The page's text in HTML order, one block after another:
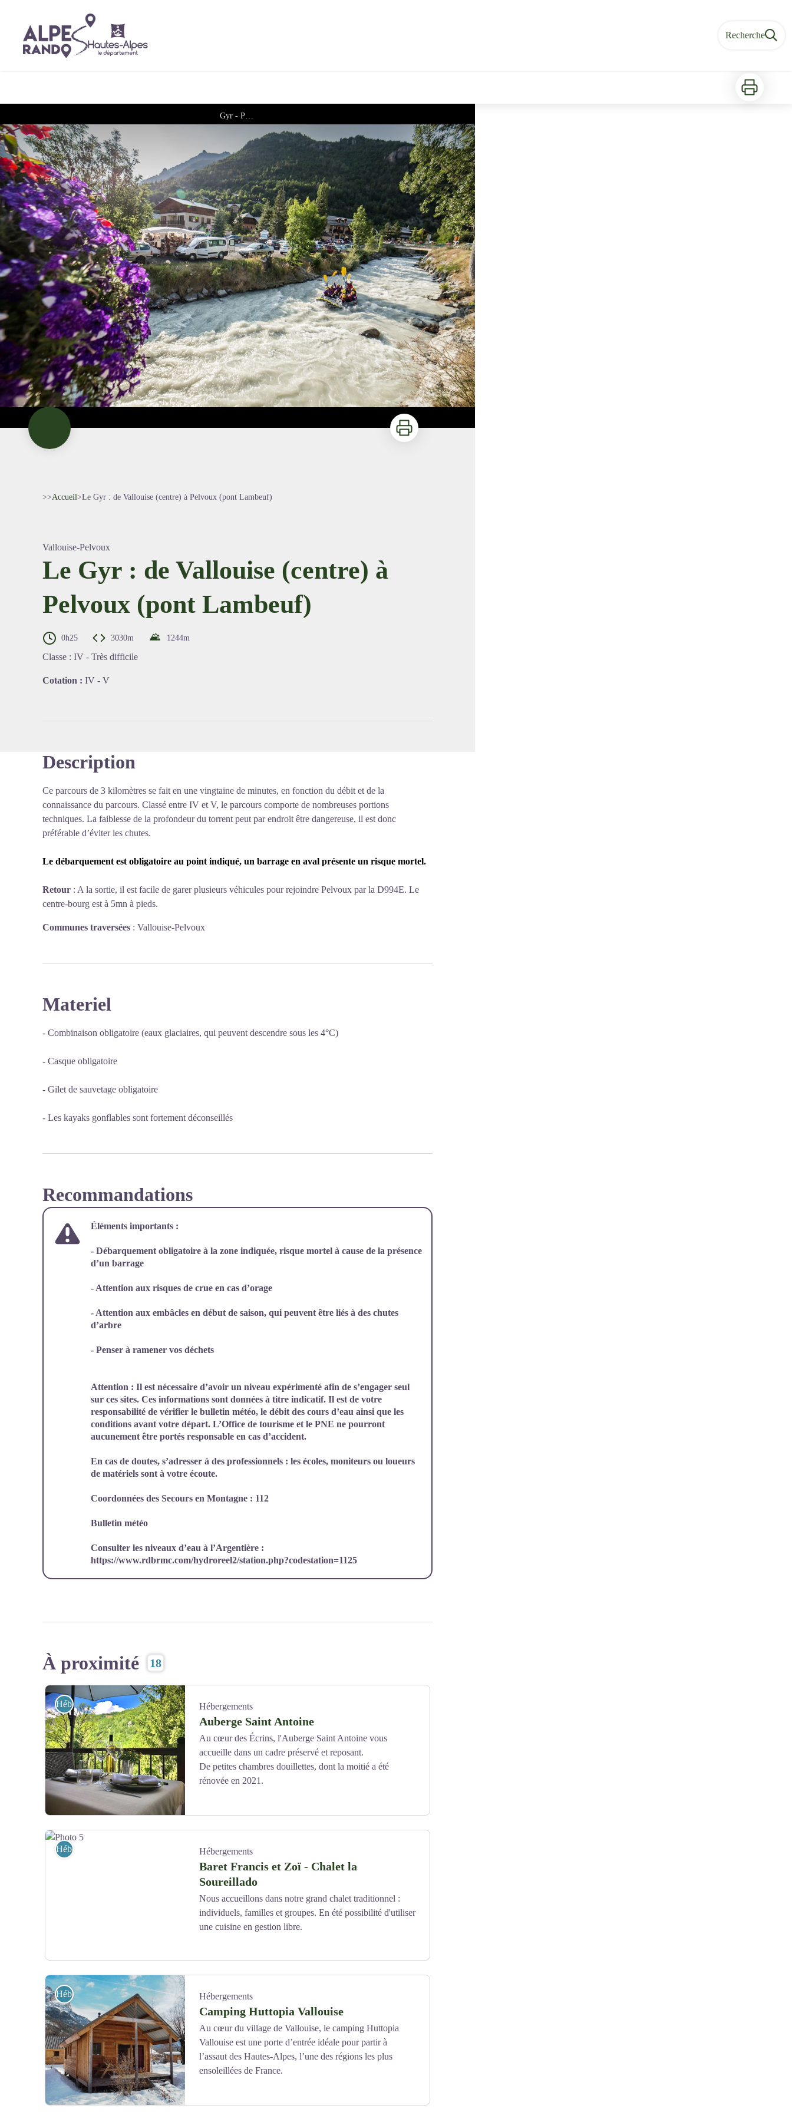
Recherche
Imprimer
Gyr - PDE
Voir l'image en plein écran
Imprimer
>>Accueil>Le Gyr : de Vallouise (centre) à Pelvoux (pont Lambeuf)
Vallouise-Pelvoux
Le Gyr : de Vallouise (centre) à
Pelvoux (pont Lambeuf)
0h25 3030m 1244m
Classe : IV - Très difficile
Cotation : IV - V
Description
Ce parcours de 3 kilomètres se fait en une vingtaine de minutes, en fonction du débit et de la
connaissance du parcours. Classé entre IV et V, le parcours comporte de nombreuses portions
techniques. La faiblesse de la profondeur du torrent peut par endroit être dangereuse, il est donc
préférable d’éviter les chutes.
Le débarquement est obligatoire au point indiqué, un barrage en aval présente un risque mortel.
Retour : A la sortie, il est facile de garer plusieurs véhicules pour rejoindre Pelvoux par la D994E. Le
centre-bourg est à 5mn à pieds.
Communes traversées : Vallouise-Pelvoux
Materiel
- Combinaison obligatoire (eaux glaciaires, qui peuvent descendre sous les 4°C)
- Casque obligatoire
- Gilet de sauvetage obligatoire
- Les kayaks gonflables sont fortement déconseillés
Recommandations
Éléments importants :
- Débarquement obligatoire à la zone indiquée, risque mortel à cause de la présence
d’un barrage
- Attention aux risques de crue en cas d’orage
- Attention aux embâcles en début de saison, qui peuvent être liés à des chutes
d’arbre
- Penser à ramener vos déchets
Attention : Il est nécessaire d’avoir un niveau expérimenté afin de s’engager seul
sur ces sites. Ces informations sont données à titre indicatif. Il est de votre
responsabilité de vérifier le bulletin météo, le débit des cours d’eau ainsi que les
conditions avant votre départ. L’Office de tourisme et le PNE ne pourront
aucunement être portés responsable en cas d’accident.
En cas de doutes, s’adresser à des professionnels : les écoles, moniteurs ou loueurs
de matériels sont à votre écoute.
Coordonnées des Secours en Montagne : 112
Bulletin météo
Consulter les niveaux d’eau à l’Argentière :
https://www.rdbrmc.com/hydroreel2/station.php?codestation=1125
À proximité 18
Hébergements Hébergements
Auberge Saint Antoine
Au cœur des Écrins, l'Auberge Saint Antoine vous
accueille dans un cadre préservé et reposant.
De petites chambres douillettes, dont la moitié a été
rénovée en 2021.
Hébergements Hébergements
Baret Francis et Zoï - Chalet la
Soureillado
Nous accueillons dans notre grand chalet traditionnel :
individuels, familles et groupes. En été possibilité d'utiliser
une cuisine en gestion libre.
Hébergements Hébergements
Camping Huttopia Vallouise
Au cœur du village de Vallouise, le camping Huttopia
Vallouise est une porte d’entrée idéale pour partir à
l’assaut des Hautes-Alpes, l’une des régions les plus
ensoleillées de France.